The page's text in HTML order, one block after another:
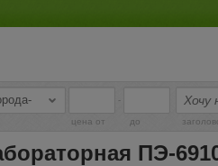
-
цена от до
ПЭ-